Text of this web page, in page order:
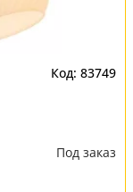
83749
Под заказ